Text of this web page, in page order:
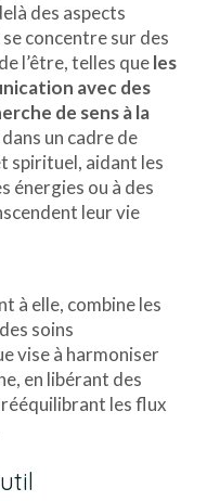
des aspects
concentre sur des
l’être, telles queles
avec des
de sens à la
un cadre de
spirituel, aidant les
énergies ou à des
leur vie
à elle, combine les
soins
vise à harmoniser
en libérant des
les flux